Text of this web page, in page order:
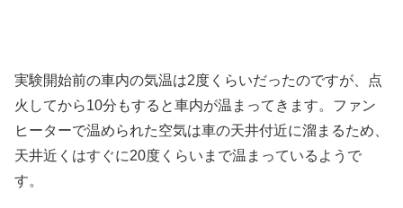
実験開始前の車内の気温は2度くらいだったのですが、点
火してから10分もすると車内が温まってきます。ファン
ヒーターで温められた空気は車の天井付近に溜まるため、
天井近くはすぐに20度くらいまで温まっているようで
す。